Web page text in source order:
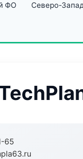
ФО Северо-
65